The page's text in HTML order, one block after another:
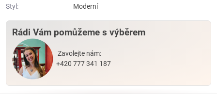
Styl: Moderní
Rádi Vám pomůžeme s výběrem
Zavolejte nám:
+420 777 341 187